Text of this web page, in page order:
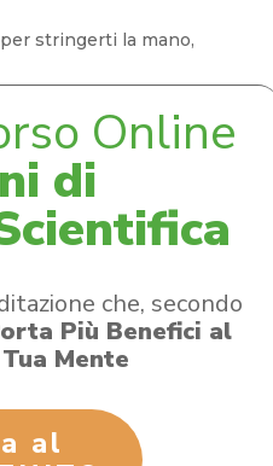
stringerti la mano,
Online
di
che, secondo
Più Benefici al
Mente
al